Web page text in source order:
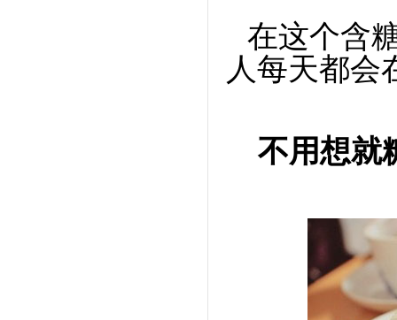
在这个含
人每天都会
不用想就